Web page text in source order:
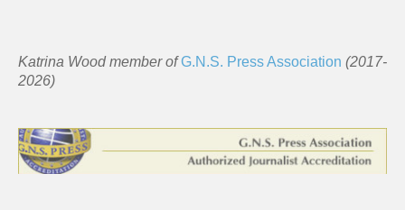
Katrina Wood member ofG.N.S. Press Association (2017-
2026)